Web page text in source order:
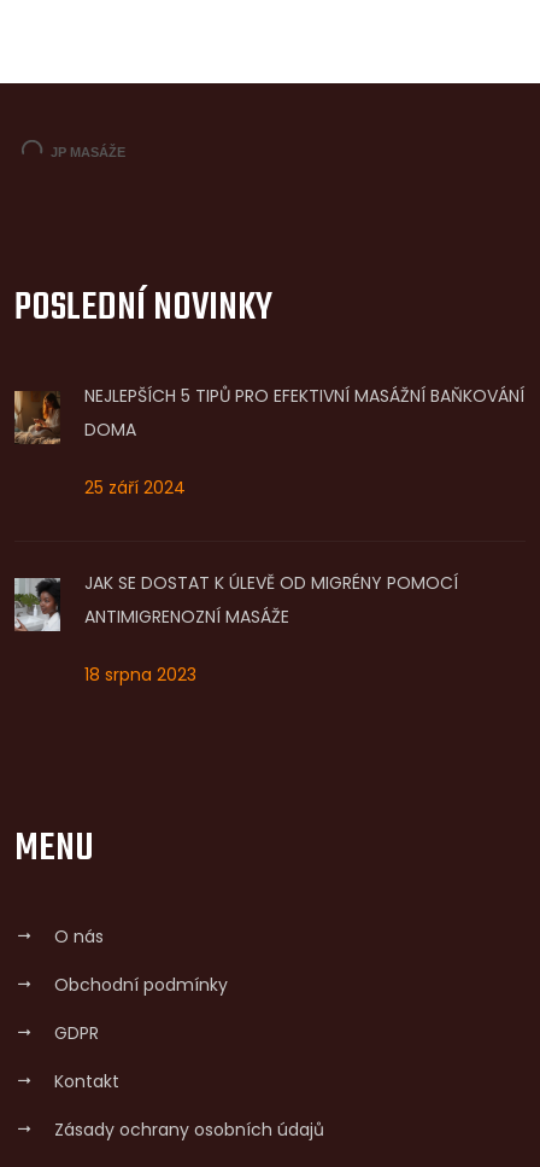
POSLEDNÍ NOVINKY
NEJLEPŠÍCH 5 TIPŮ PRO EFEKTIVNÍ MASÁŽNÍ BAŇKOVÁNÍ
DOMA
25 září 2024
JAK SE DOSTAT K ÚLEVĚ OD MIGRÉNY POMOCÍ
ANTIMIGRENOZNÍ MASÁŽE
18 srpna 2023
MENU
O nás
Obchodní podmínky
GDPR
Kontakt
Zásady ochrany osobních údajů